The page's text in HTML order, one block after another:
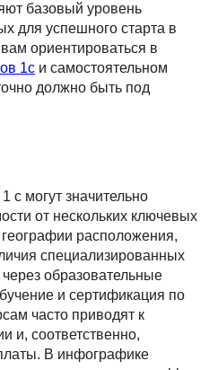
базовый уровень
для успешного старта в
ориентироваться в
1с и самостоятельном
должно быть под
с могут значительно
от нескольких ключевых
расположения,
специализированных
образовательные
и сертификация по
часто приводят к
и, соответственно,
В инфографике
1С-
Ускорение